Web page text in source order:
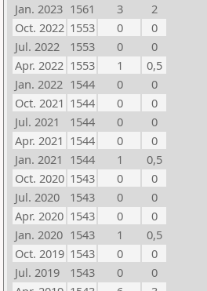
Jan. 2023 1561 3
2
Oct. 2022 1553 0
0
Jul. 2022
1553 0
0
Apr. 2022 1553 1
0,5
Jan. 2022 1544 0
0
Oct. 2021 1544 0
0
Jul. 2021
1544 0
0
Apr. 2021 1544 0
0
Jan. 2021 1544 1
0,5
Oct. 2020 1543 0
0
Jul. 2020
1543 0
0
Apr. 2020 1543 0
0
Jan. 2020 1543 1
0,5
Oct. 2019 1543 0
0
Jul. 2019
1543 0
0